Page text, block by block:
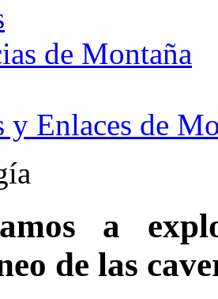
de Montaña
y Enlaces de
a
de las